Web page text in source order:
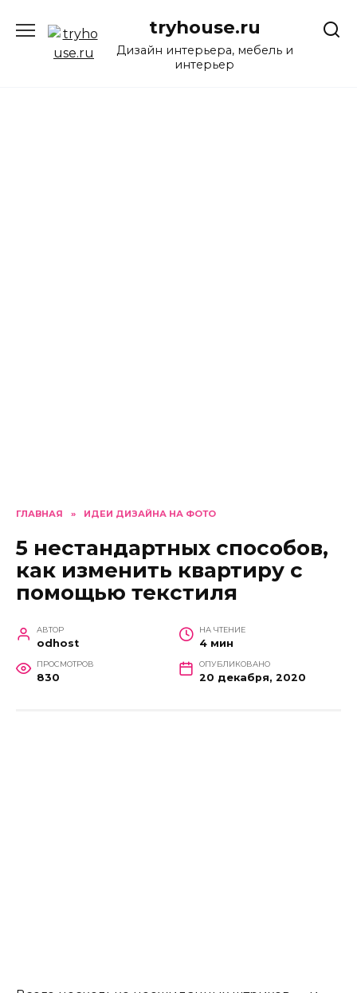
содержанию
tryhouse.ru
Дизайн интерьера, мебель и
интерьер
ГЛАВНАЯ » ИДЕИ ДИЗАЙНА НА ФОТО
5 нестандартных способов,
как изменить квартиру с
помощью текстиля
АВТОР
odhost
НА ЧТЕНИЕ
4 мин
ПРОСМОТРОВ
830
ОПУБЛИКОВАНО
20 декабря, 2020